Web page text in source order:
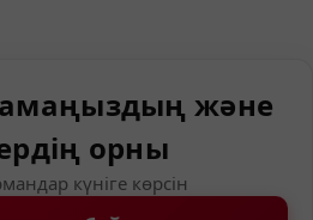
және
орны
күніге көрсін